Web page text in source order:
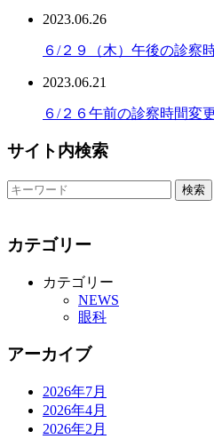
2023.06.26
６/２９（木）午後の診察
2023.06.21
６/２６午前の診察時間変
サイト内検索
カテゴリー
カテゴリー
NEWS
眼科
アーカイブ
2026年7月
2026年4月
2026年2月